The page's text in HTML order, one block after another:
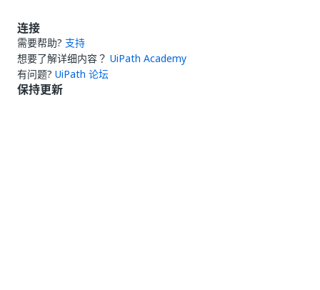
连接
需要帮助? 支持
想要了解详细内容？ UiPath Academy
有问题? UiPath 论坛
保持更新